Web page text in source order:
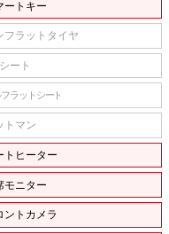
ートキー
フラットタイヤ
ート
ラットシート
トマン
トヒーター
モニター
ントカメラ